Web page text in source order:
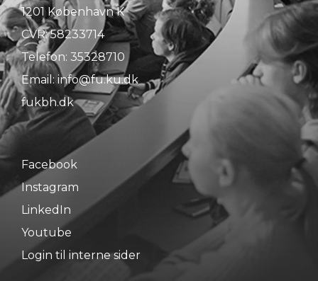
1201 København K
CVR: 58233714
Telefon: 35328710
Email: info@fu.ku.dk
fukbh.dk
Facebook
Instagram
LinkedIn
Youtube
Login til interne sider